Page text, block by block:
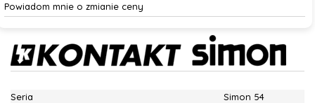
Powiadom mnie o zmianie ceny
Seria Simon 54